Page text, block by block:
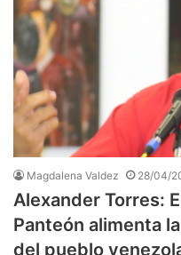
Magdalena Valdez 28/04/
Alexander Torres:
Panteón alimenta
del pueblo